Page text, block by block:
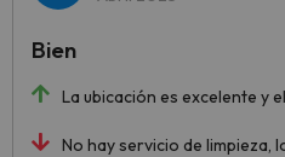
La ubicación es excelente y
No hay servicio de limpieza,
Bien